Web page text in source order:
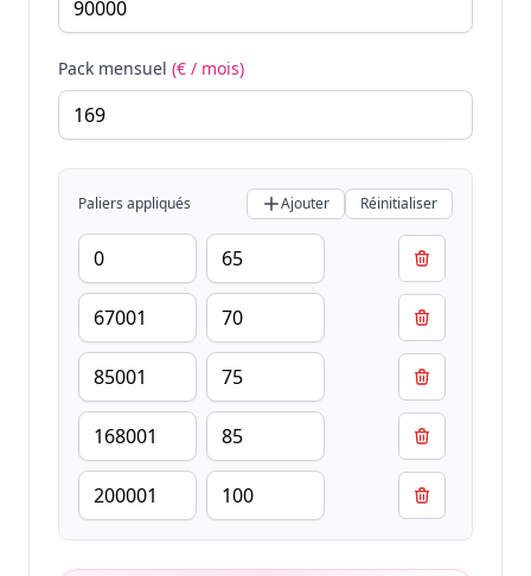
Pack mensuel (€ / mois)
Paliers appliqués Ajouter Réinitialiser